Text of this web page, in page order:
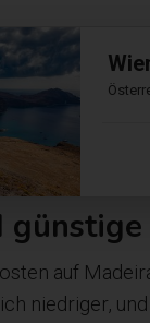
auf
niedriger,